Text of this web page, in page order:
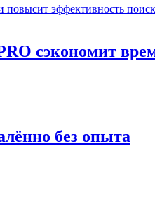
сэкономит
без опыта